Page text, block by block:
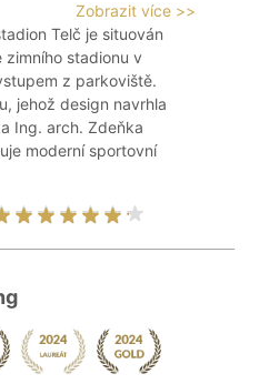
Zobrazit více >>
Telč je situován
stadionu v
z parkoviště.
jehož design navrhla
Ing. arch. Zdeňka
moderní sportovní